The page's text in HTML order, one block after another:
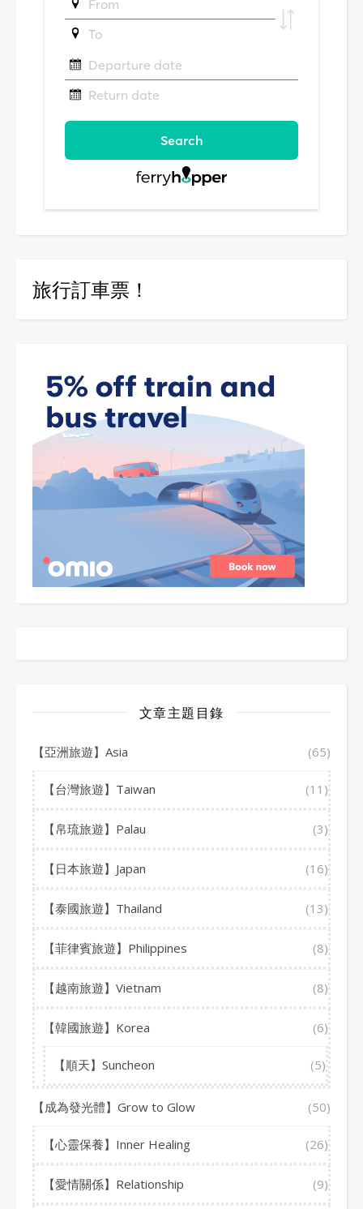
旅行訂車票！
文章主題目錄
【亞洲旅遊】Asia (65)
【台灣旅遊】Taiwan (11)
【帛琉旅遊】Palau (3)
【日本旅遊】Japan (16)
【泰國旅遊】Thailand (13)
【菲律賓旅遊】Philippines (8)
【越南旅遊】Vietnam (8)
【韓國旅遊】Korea (6)
【順天】Suncheon (5)
【成為發光體】Grow to Glow (50)
【心靈保養】Inner Healing (26)
【愛情關係】Relationship (9)